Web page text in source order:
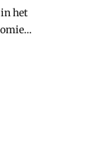
in het